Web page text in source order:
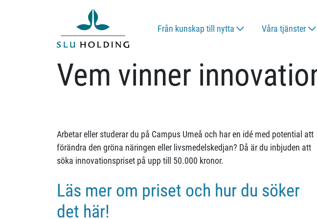
Från kunskap till nytta Våra tjänster
Vem vinner
Arbetar eller studerar du på Campus Umeå och har en idé med potential att
förändra den gröna näringen eller livsmedelskedjan? Då är du inbjuden att
söka innovationspriset på upp till 50.000 kronor.
Läs mer om priset och hur du söker
det här!